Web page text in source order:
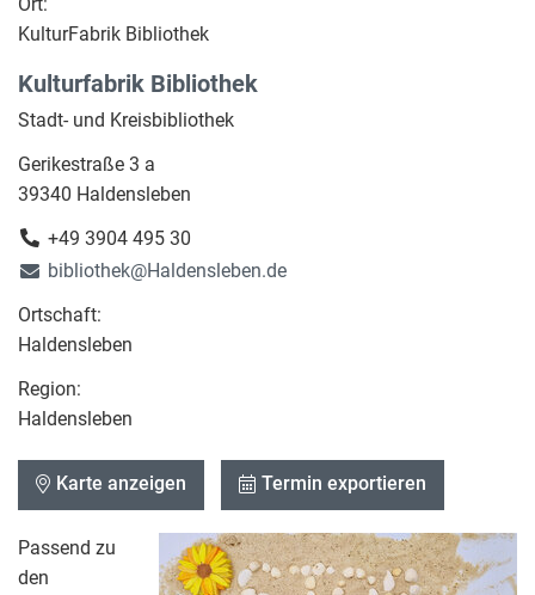
KulturFabrik Bibliothek
Kulturfabrik Bibliothek
Stadt- und Kreisbibliothek
Gerikestraße 3 a
39340 Haldensleben
+49 3904 495 30
bibliothek@Haldensleben.de
Ortschaft:
Haldensleben
Region:
Haldensleben
Karte anzeigen Termin exportieren
Passend zu
den